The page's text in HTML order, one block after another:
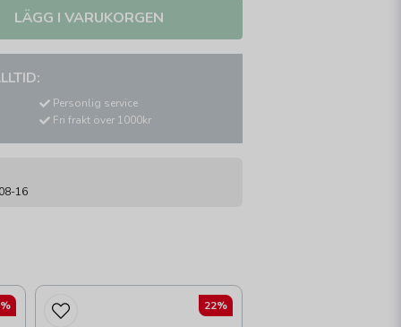
LÄGG I VARUKORGEN
Personlig service
Fri frakt över 1000kr
16
22%